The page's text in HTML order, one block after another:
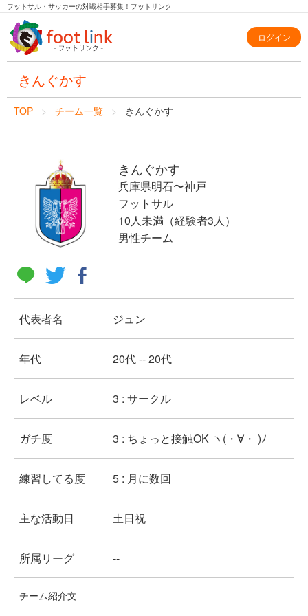
フットサル・サッカーの対戦相手募集！フットリンク
ログイン
きんぐかす
TOP チーム一覧 きんぐかす
きんぐかす
兵庫県明石〜神戸
フットサル
10人未満（経験者3人）
男性チーム
代表者名 ジュン
年代 20代 -- 20代
レベル 3 : サークル
ガチ度 3 : ちょっと接触OK ヽ(・∀・ )ﾉ
練習してる度 5 : 月に数回
主な活動日 土日祝
所属リーグ --
チーム紹介文